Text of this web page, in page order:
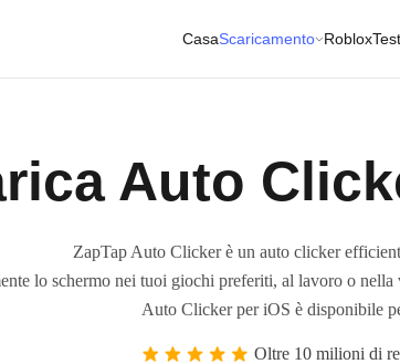
CasaScaricamento Roblox
Auto
ZapTap Auto Clicker è un auto clicker
lo schermo nei tuoi giochi preferiti, al lavoro o
Auto Clicker per iOS è disponibile
Oltre 10 milioni di